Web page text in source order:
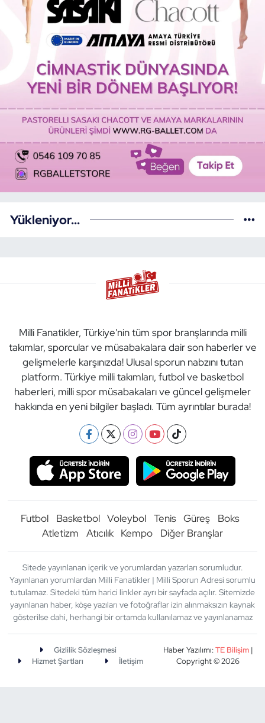
Yükleniyor...
Milli Fanatikler, Türkiye'nin tüm spor branşlarında milli
takımlar, sporcular ve müsabakalara dair son haberler ve
gelişmelerle karşınızda! Ulusal sporun nabzını tutan
platform. Türkiye milli takımları, futbol ve basketbol
haberleri, milli spor müsabakaları ve güncel gelişmeler
hakkında en yeni bilgiler başladı. Tüm ayrıntılar burada!
Futbol Basketbol Voleybol Tenis Güreş
Boks
Atletizm
Atıcılık Kempo Diğer Branşlar
Sitede yayınlanan içerik ve yorumlardan yazarları sorumludur.
Yayınlanan yorumlardan Milli Fanatikler | Milli Sporun Adresi sorumlu
tutulamaz. Sitedeki tüm harici linkler ayrı bir sayfada açılır. Sitemizde
yayınlanan haber, köşe yazıları ve fotoğraflar izin alınmaksızın kaynak
gösterilse dahi, herhangi bir ortamda kullanılamaz ve yayınlanamaz
Gizlilik Sözleşmesi
Hizmet Şartları
İletişim
Haber Yazılımı:TE Bilişim|
Copyright © 2026